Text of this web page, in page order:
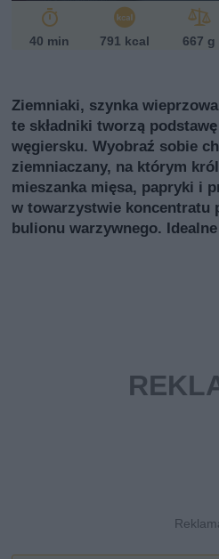
40 min 791 kcal 667 g
Ziemniaki, szynka
te składniki tworzą
węgiersku. Wyobraź sobie
ziemniaczany, na którym
mieszanka mięsa, papryki i
w towarzystwie koncentratu
bulionu warzywnego.